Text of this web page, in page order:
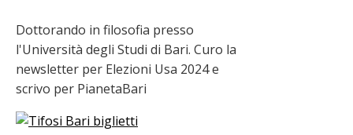
Dottorando in filosofia presso
l'Università degli Studi di Bari. Curo la
newsletter per Elezioni Usa 2024 e
scrivo per PianetaBari